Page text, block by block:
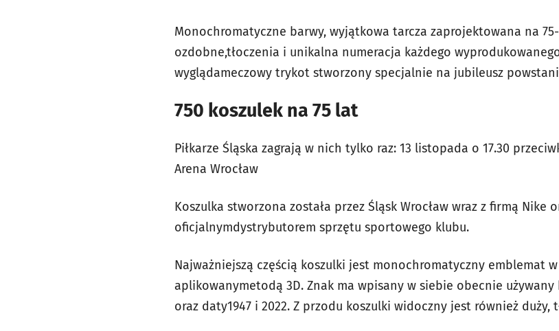
Monochromatyczne barwy, wyjątkowa tarcza zaprojektowana na
ozdobne,tłoczenia i unikalna numeracja każdego
wyglądameczowy trykot stworzony specjalnie na jubileusz
750 koszulek na 75 lat
Piłkarze Śląska zagrają w nich tylko raz: 13 listopada o 17.30
Arena Wrocław
Koszulka stworzona została przez Śląsk Wrocław wraz z firmą Nike
oficjalnymdystrybutorem sprzętu sportowego klubu.
Najważniejszą częścią koszulki jest monochromatyczny emblemat w
aplikowanymetodą 3D. Znak ma wpisany w siebie obecnie używany
oraz daty1947 i 2022. Z przodu koszulki widoczny jest również duży,